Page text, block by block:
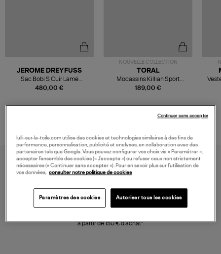
480,00 €
JEROME DREYFUSS
Sac Bobi S Cuir Lamé
Champagne
NOUVELLE COLLECTION
189,00 €
TORAL
Mocassins Killian Sport
Mousse
à partir de 150 € d'achat*
lulli-sur-la-toile.com utilise des cookies et technologies similaires à des fins de
performance, personnalisation, publicité et analyses, en collaboration avec des
partenaires tels que Google. Vous pouvez configurer vos choix via « Paramétrer »,
accepter l’ensemble des cookies (« J’accepte ») ou refuser ceux non strictement
nécessaires (« Continuer sans accepter »). Pour en savoir plus sur l’utilisation de
vos données, consulter notre politique de cookies
Paramètres des cookies Autoriser tous les cookies
Continuer sans accepter